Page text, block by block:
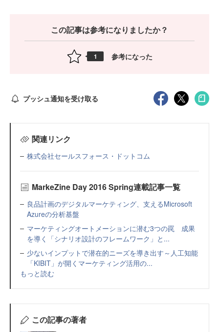
この記事は参考になりましたか？
1 参考になった
プッシュ通知を受け取る
関連リンク
株式会社セールスフォース・ドットコム
MarkeZine Day 2016 Spring連載記事一覧
良品計画のデジタルマーケティング、支えるMicrosoft
Azureの分析基盤
マーケティングオートメーションに潜む3つの罠 成果
を導く「シナリオ設計のフレームワーク」と...
少ないインプットで潜在的ニーズを導き出す～人工知能
「KIBIT」が開くマーケティング活用の...
もっと読む
この記事の著者